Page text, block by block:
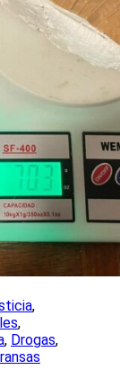
,
,
, Drogas,